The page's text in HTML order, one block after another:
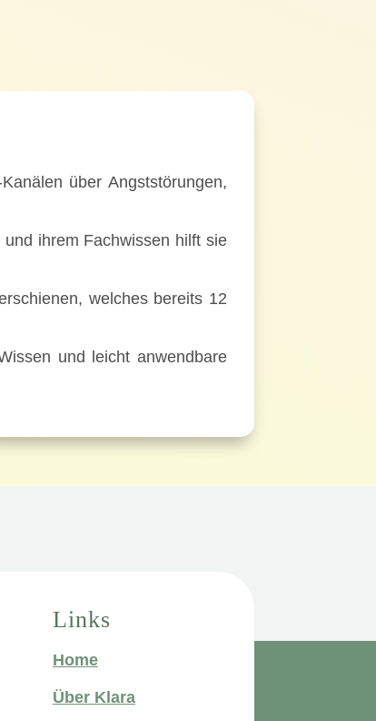
über Angststörungen,
ihrem Fachwissen hilft sie
welches bereits 12
und leicht anwendbare
Links
Home
Über Klara